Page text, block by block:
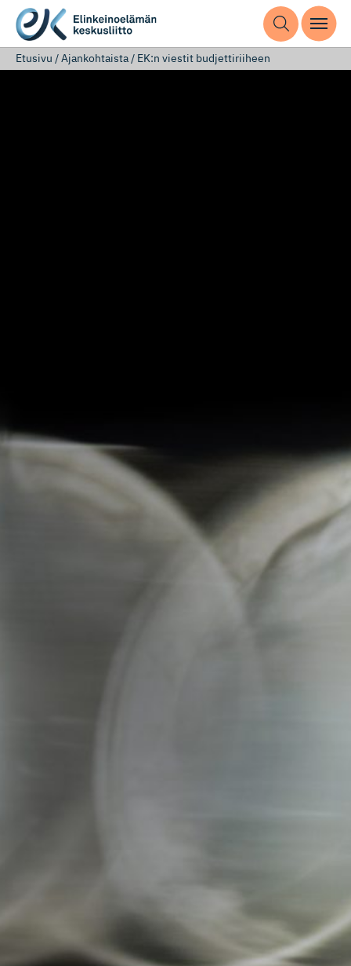
Etusivu /Ajankohtaista/ EK:n viestit budjettiriiheen